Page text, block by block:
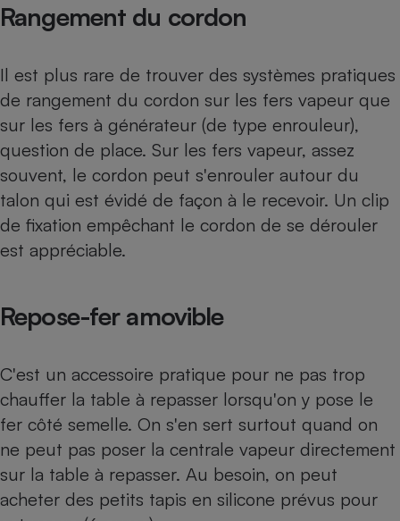
Rangement du cordon
Il est plus rare de trouver des systèmes pratiques
de rangement du cordon sur les fers vapeur que
sur les fers à générateur (de type enrouleur),
question de place. Sur les fers vapeur, assez
souvent, le cordon peut s'enrouler autour du
talon qui est évidé de façon à le recevoir. Un clip
de fixation empêchant le cordon de se dérouler
est appréciable.
Repose-fer amovible
C'est un accessoire pratique pour ne pas trop
chauffer la table à repasser lorsqu'on y pose le
fer côté semelle. On s'en sert surtout quand on
ne peut pas poser la centrale vapeur directement
sur la table à repasser. Au besoin, on peut
acheter des petits tapis en silicone prévus pour